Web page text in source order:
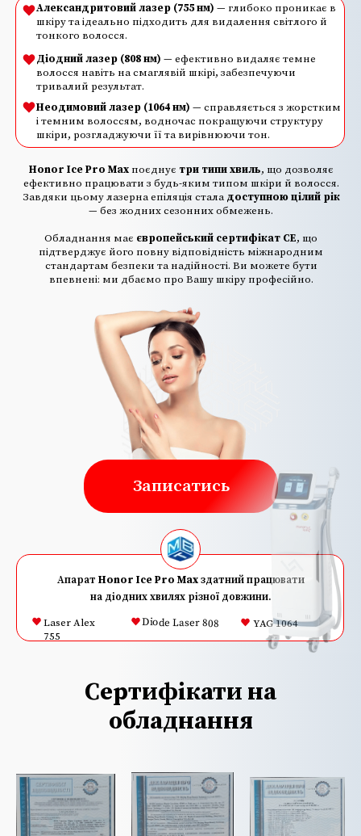
Александритовий лазер (755 нм) — глибоко проникає в
шкіру та ідеально підходить для видалення світлого й
тонкого волосся.
Діодний лазер (808 нм) — ефективно видаляє темне
волосся навіть на смаглявій шкірі, забезпечуючи
тривалий результат.
Неодимовий лазер (1064 нм) — справляється з жорстким
і темним волоссям, водночас покращуючи структуру
шкіри, розгладжуючи її та вирівнюючи тон.
Апарат Honor Ice Pro Maxздатний працювати
на діодних хвилях різної довжини.
Diode Laser 808
Laser Alex
755
YAG 1064
Записатись
Honor Ice Pro Maxпоєднує три типи хвиль, що дозволяє
ефективно працювати з будь-яким типом шкіри й волосся.
Завдяки цьому лазерна епіляція стала доступною цілий рік
— без жодних сезонних обмежень.
Обладнання має європейський сертифікат CE, що
підтверджує його повну відповідність міжнародним
стандартам безпеки та надійності. Ви можете бути
впевнені: ми дбаємо про Вашу шкіру професійно.
Сертифікати на
обладнання